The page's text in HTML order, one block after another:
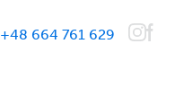
+48 664 761 629